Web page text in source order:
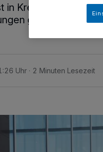
in Krefeld an der
gibt es in
Uhr 2 Minuten Lesezeit